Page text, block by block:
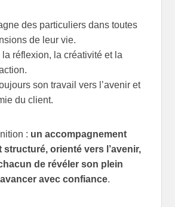
des particuliers dans toutes
de leur vie.
la réflexion, la créativité et la
son travail vers l’avenir et
du client.
: un accompagnement
structuré, orienté vers l’avenir,
de révéler son plein
avec confiance.